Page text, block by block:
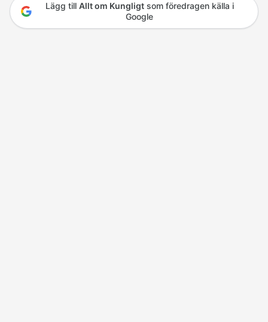
Lägg till Allt om Kungligtsom föredragen källa i
Google